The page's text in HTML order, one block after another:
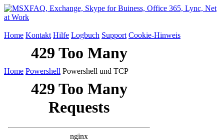
Home Kontakt Hilfe Logbuch Support Cookie-Hinweis
Home Powershell Powershell und TCP